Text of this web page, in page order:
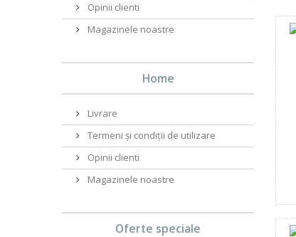
Opinii clienti
Magazinele noastre
Home
Livrare
Termeni și condiții de utilizare
Opinii clienti
Magazinele noastre
Oferte speciale